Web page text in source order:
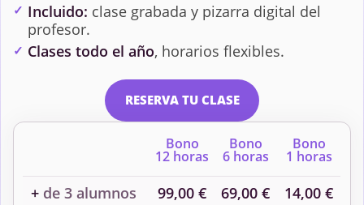
Incluido: clase grabada y pizarra digital del
profesor.
Clases todo el año, horarios flexibles.
RESERVA TU CLASE
Bono
12 horas
Bono
6 horas
Bono
1 horas
+ de 3 alumnos 99,00 € 69,00 €
14,00 €